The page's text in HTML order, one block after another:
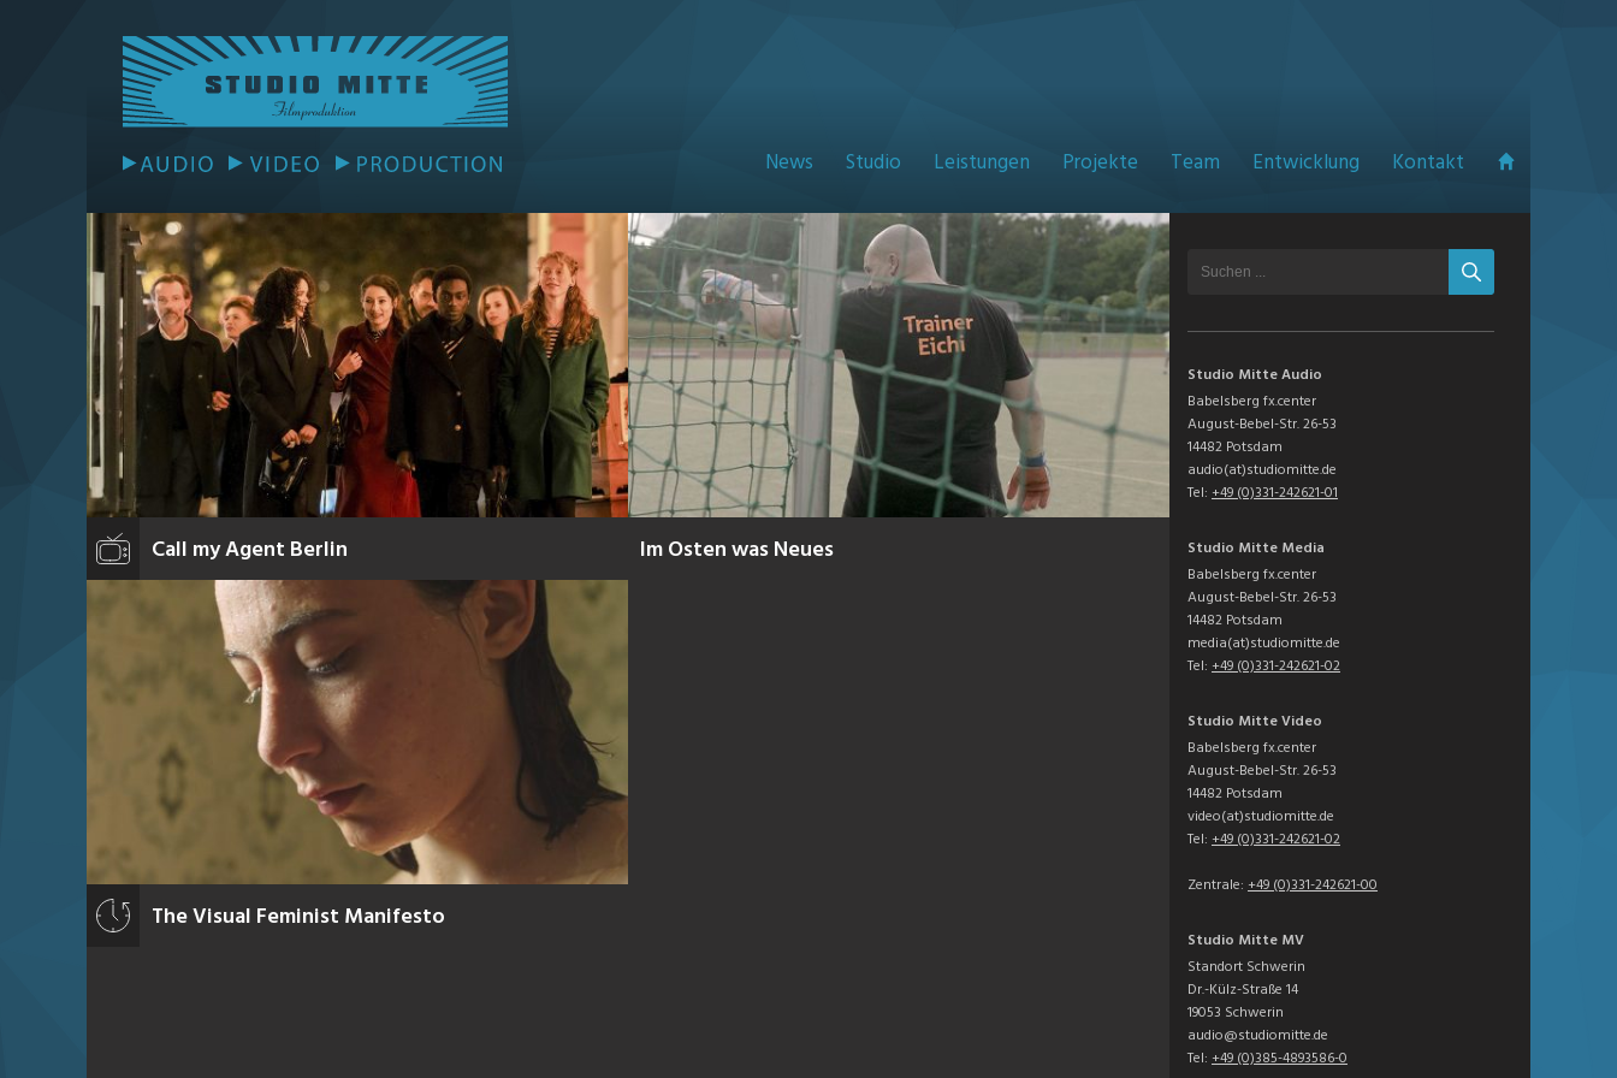
News Studio Leistungen Projekte Team Entwicklung Kontakt
Call my Agent Berlin Im Osten was Neues
The Visual Feminist Manifesto
Studio Mitte Audio
Babelsberg fx.center
August-Bebel-Str. 26-53
14482 Potsdam
audio(at)studiomitte.de
Tel: +49 (0)331-242621-01
Studio Mitte Media
Babelsberg fx.center
August-Bebel-Str. 26-53
14482 Potsdam
media(at)studiomitte.de
Tel: +49 (0)331-242621-02
Studio Mitte Video
Babelsberg fx.center
August-Bebel-Str. 26-53
14482 Potsdam
video(at)studiomitte.de
Tel: +49 (0)331-242621-02
Zentrale: +49 (0)331-242621-00
Studio Mitte MV
Standort Schwerin
Dr.-Külz-Straße 14
19053 Schwerin
audio@studiomitte.de
Tel: +49 (0)385-4893586-0